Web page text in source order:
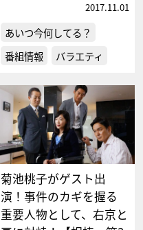
2017.11.01
あいつ今何してる？
番組情報
バラエティ
菊池桃子がゲスト出
演！事件のカギを握る
重要人物として、右京と